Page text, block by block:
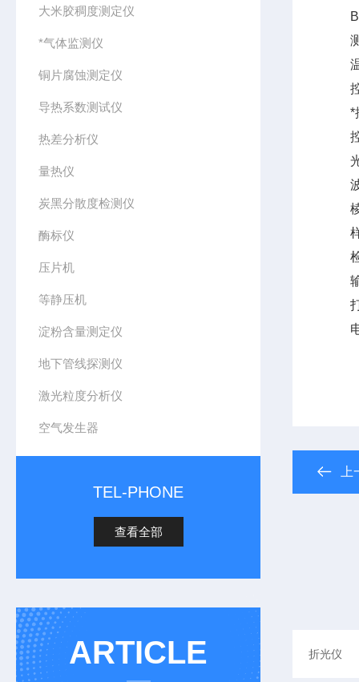
大米胶稠度测定仪
*气体监测仪
铜片腐蚀测定仪
导热系数测试仪
热差分析仪
量热仪
炭黑分散度检测仪
酶标仪
压片机
等静压机
淀粉含量测定仪
地下管线探测仪
激光粒度分析仪
空气发生器
TEL-PHONE
查看全部
ARTICLE
Brix
测
温
控
*控
控
光
波
棱
样
检
输
打
电